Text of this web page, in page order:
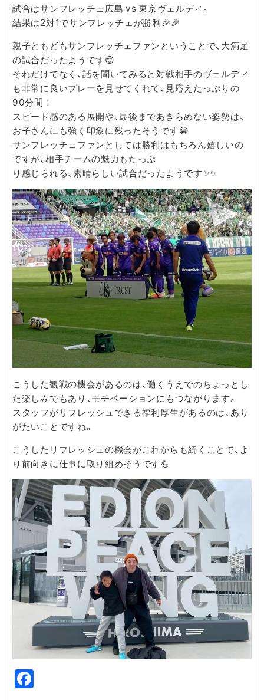
試合はサンフレッチェ広島 vs 東京ヴェルディ。
結果は2対1でサンフレッチェが勝利🎉🎉
親子ともどもサンフレッチェファンということで、大満足
の試合だったようです😊
それだけでなく、話を聞いてみると対戦相手のヴェルディ
も非常に良いプレーを見せてくれて、見応えたっぷりの
90分間！
スピード感のある展開や、最後まであきらめない姿勢は、
お子さんにも強く印象に残ったそうです😁
サンフレッチェファンとしては勝利はもちろん嬉しいの
ですが、相手チームの魅力もたっぷ
り感じられる、素晴らしい試合だったようです✨✨
こうした観戦の機会があるのは、働くうえでのちょっとし
た楽しみでもあり、モチベーションにもつながります。
スタッフがリフレッシュできる福利厚生があるのは、あり
がたいことですね。
こうしたリフレッシュの機会がこれからも続くことで、よ
り前向きに仕事に取り組めそうです💪